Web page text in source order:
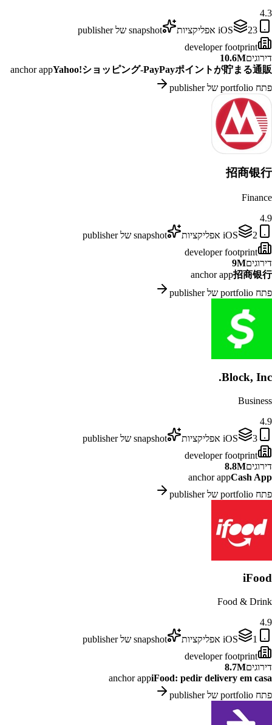
4.3
iOS
23 אפליקציות
snapshot של publisher
developer footprint
דירוגים10.6M
anchor appYahoo!ショッピング-PayPayポイントが貯まる通販
פתח portfolio של publisher
招商银行
Finance
4.9
iOS
2 אפליקציות
snapshot של publisher
developer footprint
דירוגים9M
anchor app招商银行
פתח portfolio של publisher
Block, Inc.
Business
4.9
iOS
3 אפליקציות
snapshot של publisher
developer footprint
דירוגים8.8M
anchor appCash App
פתח portfolio של publisher
iFood
Food & Drink
4.9
iOS
1 אפליקציות
snapshot של publisher
developer footprint
דירוגים8.7M
anchor appiFood: pedir delivery em casa
פתח portfolio של publisher